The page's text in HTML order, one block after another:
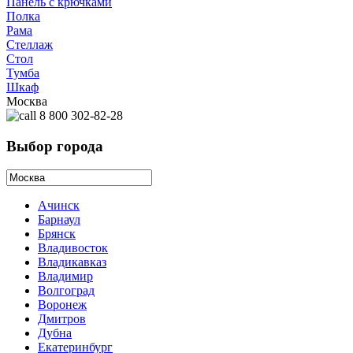
Полка
Рама
Стеллаж
Стол
Тумба
Шкаф
Москва
8 800 302-82-28
Выбор города
Ачинск
Барнаул
Брянск
Владивосток
Владикавказ
Владимир
Волгоград
Воронеж
Дмитров
Дубна
Екатеринбург